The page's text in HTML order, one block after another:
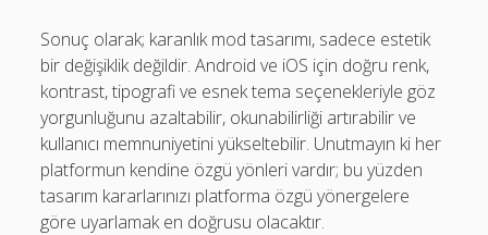
Sonuç olarak; karanlık mod tasarımı, sadece estetik
bir değişiklik değildir. Android ve iOS için doğru renk,
kontrast, tipografi ve esnek tema seçenekleriyle göz
yorgunluğunu azaltabilir, okunabilirliği artırabilir ve
kullanıcı memnuniyetini yükseltebilir. Unutmayın ki her
platformun kendine özgü yönleri vardır; bu yüzden
tasarım kararlarınızı platforma özgü yönergelere
göre uyarlamak en doğrusu olacaktır.